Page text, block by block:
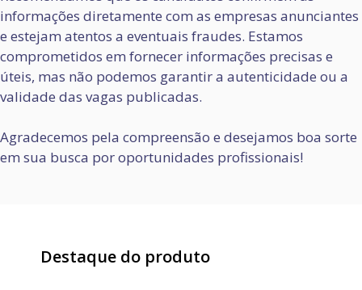
informações diretamente com as empresas anunciantes
e estejam atentos a eventuais fraudes. Estamos
comprometidos em fornecer informações precisas e
úteis, mas não podemos garantir a autenticidade ou a
validade das vagas publicadas.
Agradecemos pela compreensão e desejamos boa sorte
em sua busca por oportunidades profissionais!
Destaque do produto